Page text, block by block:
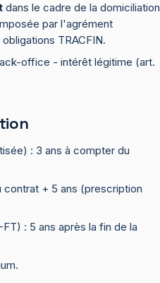
dans le cadre de la domiciliation
par l'agrément
TRACFIN.
office - intérêt légitime (art.
: 3 ans à compter du
+ 5 ans (prescription
: 5 ans après la fin de la